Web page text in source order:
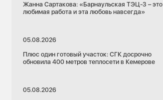
Жанна Сартакова: «Барнаульская ТЭЦ-3 – это
любимая работа и эта любовь навсегда»
05.08.2026
Плюс один готовый участок: СГК досрочно
обновила 400 метров теплосети в Кемерове
05.08.2026